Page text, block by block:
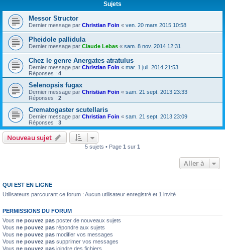
Sujets
Messor Structor
Dernier message par Christian Foin « ven. 20 mars 2015 10:58
Pheidole pallidula
Dernier message par Claude Lebas « sam. 8 nov. 2014 12:31
Chez le genre Anergates atratulus
Dernier message par Christian Foin « mar. 1 juil. 2014 21:53
Réponses : 4
Selenopsis fugax
Dernier message par Christian Foin « sam. 21 sept. 2013 23:33
Réponses : 2
Crematogaster scutellaris
Dernier message par Christian Foin « sam. 21 sept. 2013 23:09
Réponses : 3
Nouveau sujet
5 sujets • Page 1 sur 1
Aller à
QUI EST EN LIGNE
Utilisateurs parcourant ce forum : Aucun utilisateur enregistré et 1 invité
PERMISSIONS DU FORUM
Vous ne pouvez pas poster de nouveaux sujets
Vous ne pouvez pas répondre aux sujets
Vous ne pouvez pas modifier vos messages
Vous ne pouvez pas supprimer vos messages
Vous ne pouvez pas joindre des fichiers